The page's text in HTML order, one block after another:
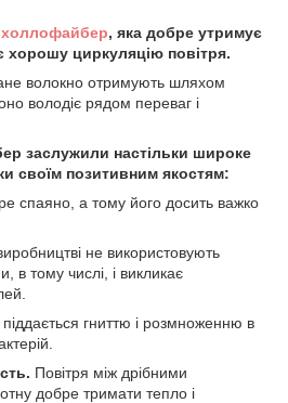
, яка добре утримує
хорошу циркуляцію повітря.
волокно отримують шляхом
володіє рядом переваг і
заслужили настільки широке
своїм позитивним якостям:
спаяно, а тому його досить важко
не використовують
в тому числі, і викликає
гниттю і розмноженню в
Повітря між дрібними
добре тримати тепло і